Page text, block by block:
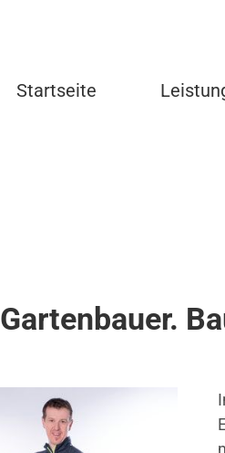
Startseite
Gartenbauer.